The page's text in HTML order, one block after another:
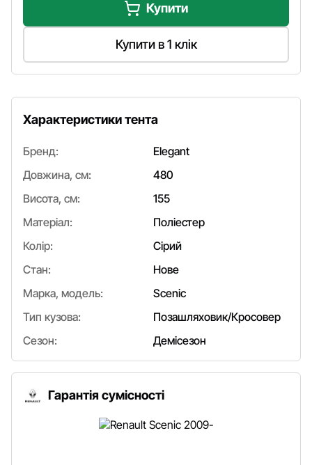
Купити
Купити в 1 клік
Характеристики тента
Бренд:
Elegant
Довжина, см:
480
Висота, см:
155
Матеріал:
Поліестер
Колір:
Сірий
Стан:
Нове
Марка, модель:
Scenic
Тип кузова:
Позашляховик/Кросовер
Сезон:
Демісезон
Гарантія сумісності